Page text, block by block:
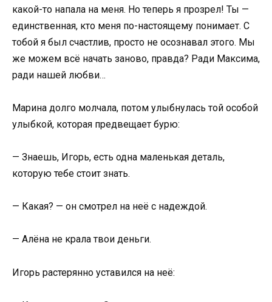
какой-то напала на меня. Но теперь я прозрел! Ты —
единственная, кто меня по-настоящему понимает. С
тобой я был счастлив, просто не осознавал этого. Мы
же можем всё начать заново, правда? Ради Максима,
ради нашей любви…
Марина долго молчала, потом улыбнулась той особой
улыбкой, которая предвещает бурю:
— Знаешь, Игорь, есть одна маленькая деталь,
которую тебе стоит знать.
— Какая? — он смотрел на неё с надеждой.
— Алёна не крала твои деньги.
Игорь растерянно уставился на неё: